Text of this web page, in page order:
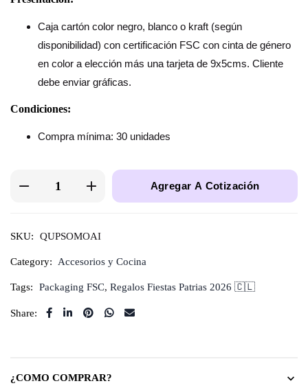
Caja cartón color negro, blanco o kraft (según
disponibilidad) con certificación FSC con cinta de género
en color a elección más una tarjeta de 9x5cms. Cliente
debe enviar gráficas.
Condiciones:
Compra mínima: 30 unidades
Agregar A Cotización
SKU: QUPSOMOAI
Category: Accesorios y Cocina
Tags: Packaging FSC, Regalos Fiestas Patrias 2026 🇨🇱
Share:
¿COMO COMPRAR?